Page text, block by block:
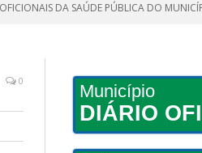
DA SAÚDE PÚBLICA DO
0
Município
DIÁRIO